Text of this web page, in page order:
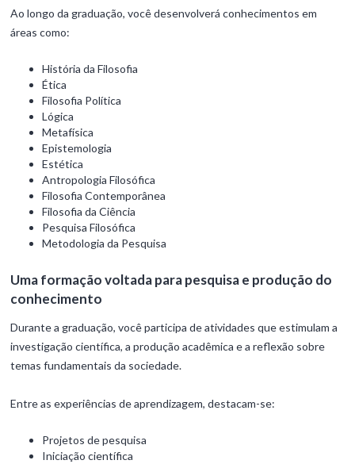
Ao longo da graduação, você desenvolverá conhecimentos em
áreas como:
História da Filosofia
Ética
Filosofia Política
Lógica
Metafísica
Epistemologia
Estética
Antropologia Filosófica
Filosofia Contemporânea
Filosofia da Ciência
Pesquisa Filosófica
Metodologia da Pesquisa
Uma formação voltada para pesquisa e produção do
conhecimento
Durante a graduação, você participa de atividades que estimulam a
investigação científica, a produção acadêmica e a reflexão sobre
temas fundamentais da sociedade.
Entre as experiências de aprendizagem, destacam-se:
Projetos de pesquisa
Iniciação científica